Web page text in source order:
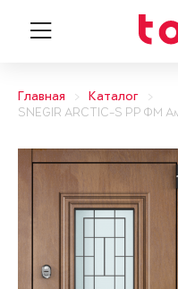
Главная
Каталог
SNEGIR ARCTIC-S PP ФМ